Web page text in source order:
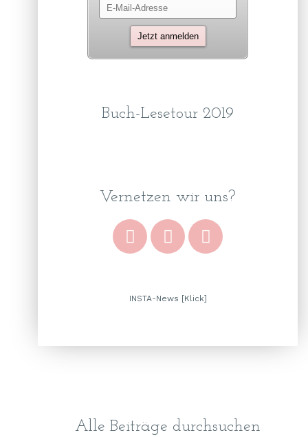
Buch-Lesetour 2019
Vernetzen wir uns?
INSTA-News [Klick]
Alle Beiträge durchsuchen